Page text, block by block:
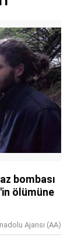
bombası
ölümüne
Ajansı (AA)